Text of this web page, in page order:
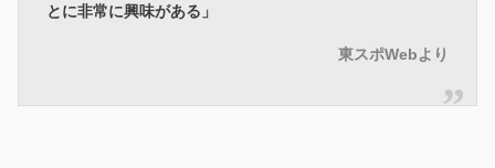
とに非常に興味がある」
東スポWebより